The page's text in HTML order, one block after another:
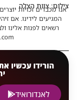
צילום: צוות הצלה
אנו מכבדים זכויות
המגיעים לידינו. אם
רשאים לפנות אלינו
הורידו עכשיו
לאנדורואיד